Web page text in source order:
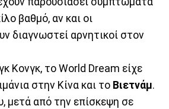
βαθμό, αν και οι
διαγνωστεί αρνητικοί στον
Κονγκ, το World Dream είχε
στην Κίνα και το Βιετνάμ.
μετά από την επίσκεψη σε